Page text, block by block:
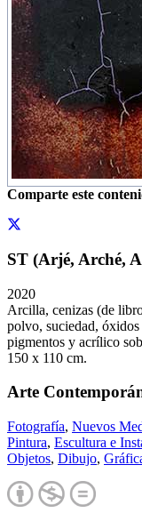
Comparte este
ST (Arjé, Arché,
2020
Arcilla, cenizas (de
polvo, suciedad,
pigmentos y acrílico
150 x 110 cm.
Arte
Fotografía, Nuevos
Pintura, Escultura e
Objetos, Dibujo,